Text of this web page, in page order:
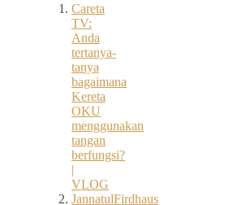
Careta
TV:
Anda
tertanya-
tanya
bagaimana
Kereta
OKU
menggunakan
tangan
berfungsi?
|
VLOG
JannatulFirdhaus